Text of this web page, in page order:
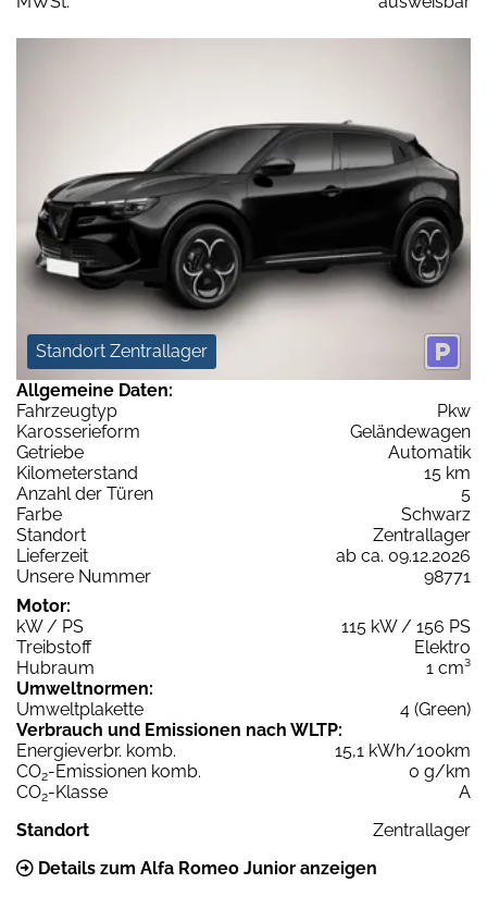
Standort Zentrallager
Allgemeine Daten:
Fahrzeugtyp
Pkw
Karosserieform
Geländewagen
Getriebe
Automatik
Kilometerstand
15 km
Anzahl der Türen
5
Farbe
Schwarz
Standort
Zentrallager
Lieferzeit
ab ca. 09.12.2026
Unsere Nummer
98771
Motor:
kW / PS
115 kW / 156 PS
Treibstoff
Elektro
Hubraum
1 cm³
Umweltnormen:
Umweltplakette
4 (Green)
Verbrauch und Emissionen nach WLTP:
Energieverbr. komb.
15,1 kWh/100km
CO2-Emissionen komb.
0 g/km
CO2-Klasse
A
Standort
Zentrallager
Details zum Alfa Romeo Junior anzeigen